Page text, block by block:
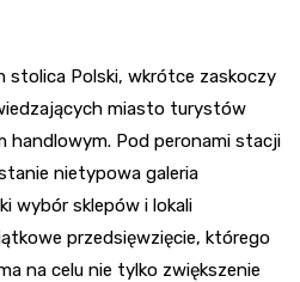
stolica Polski, wkrótce zaskoczy
miasto turystów
handlowym. Pod peronami stacji
nietypowa galeria
wybór sklepów i lokali
przedsięwzięcie, którego
na celu nie tylko zwiększenie